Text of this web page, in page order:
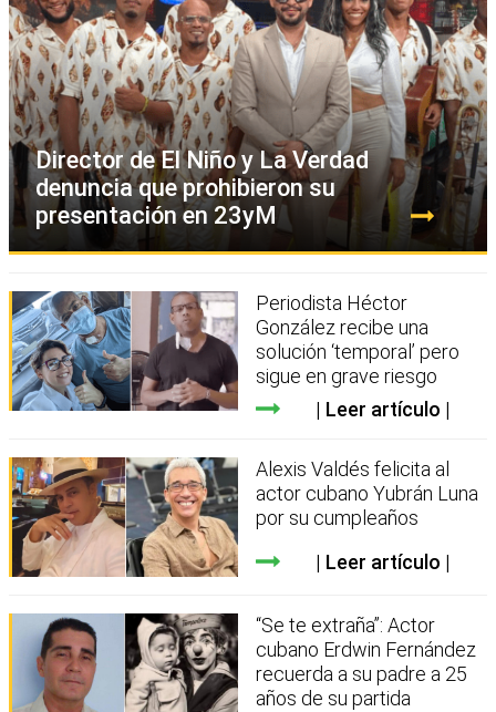
Director de El Niño y La Verdad
denuncia que prohibieron su
presentación en 23yM
Periodista Héctor
González recibe una
solución ‘temporal’ pero
sigue en grave riesgo
Leer artículo
Alexis Valdés felicita al
actor cubano Yubrán Luna
por su cumpleaños
Leer artículo
“Se te extraña”: Actor
cubano Erdwin Fernández
recuerda a su padre a 25
años de su partida